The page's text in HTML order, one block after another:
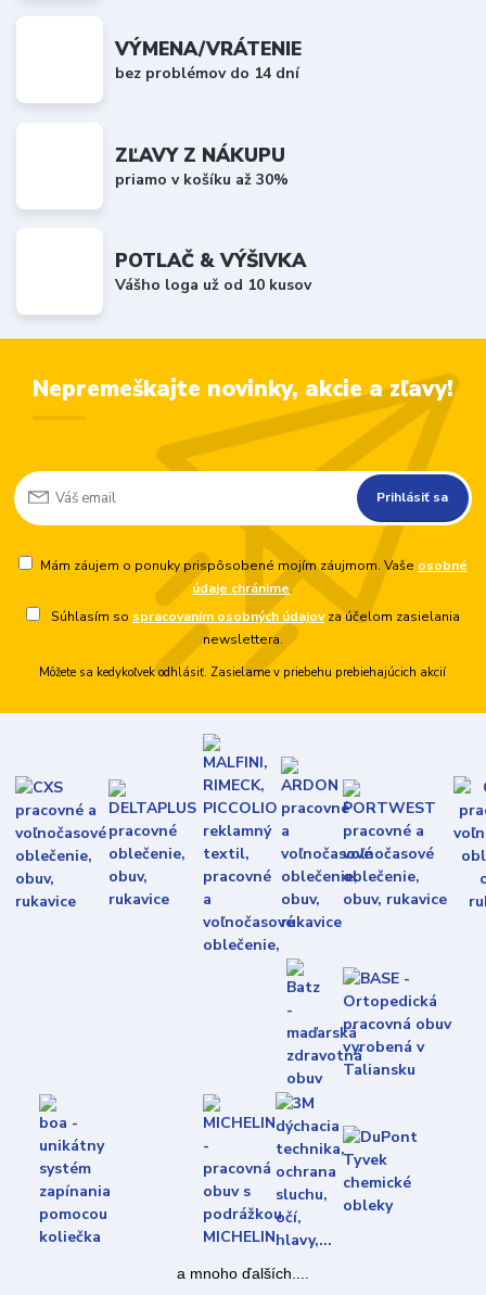
VÝMENA/VRÁTENIE
bez problémov do 14 dní
ZĽAVY Z NÁKUPU
priamo v košíku až 30%
POTLAČ & VÝŠIVKA
Vášho loga už od 10 kusov
Nepremeškajte novinky, akcie a zľavy!
Prihlásiť sa
Mám záujem o ponuky prispôsobené mojím záujmom. Vaše osobné
údaje chránime.
Súhlasím so spracovaním osobných údajovza účelom zasielania
newslettera.
Môžete sa kedykoľvek odhlásiť. Zasielame v priebehu prebiehajúcich akcií
a mnoho ďalších....